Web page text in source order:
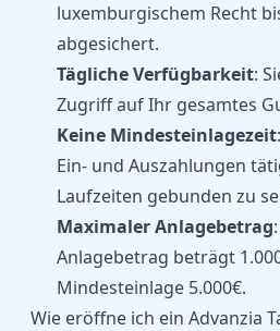
luxemburgischem Recht
abgesichert.
Tägliche Verfügbarkeit:
Zugriff auf Ihr gesamtes
Keine Mindesteinlagezeit
Ein- und Auszahlungen
Laufzeiten gebunden zu
Maximaler Anlagebetrag
Anlagebetrag beträgt
Mindesteinlage 5.000€.
Wie eröffne ich ein Advanzia